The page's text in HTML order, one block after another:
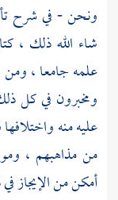
ونحن - في شرح
شاء الله ذلك ،
علمه جامعا ،
ومخبرون في كل
عليه منه
من مذاهبهم ،
أمكن من الإيجاز